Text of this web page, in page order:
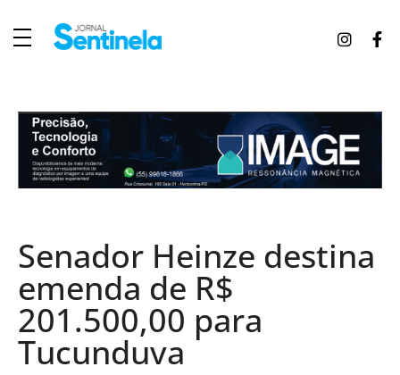
Senador Heinze destina
emenda de R$
201.500,00 para
Tucunduva